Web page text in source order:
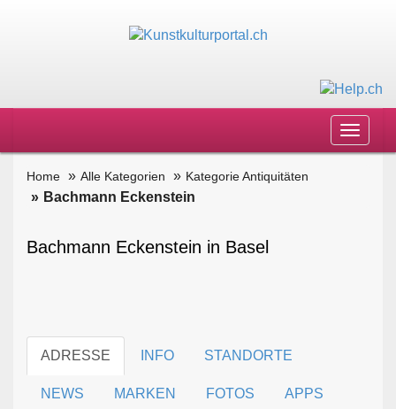
Toggle
Home Alle Kategorien Kategorie Antiquitäten
Bachmann Eckenstein
Bachmann Eckenstein in Basel
ADRESSE INFO STANDORTE
NEWS MARKEN FOTOS APPS